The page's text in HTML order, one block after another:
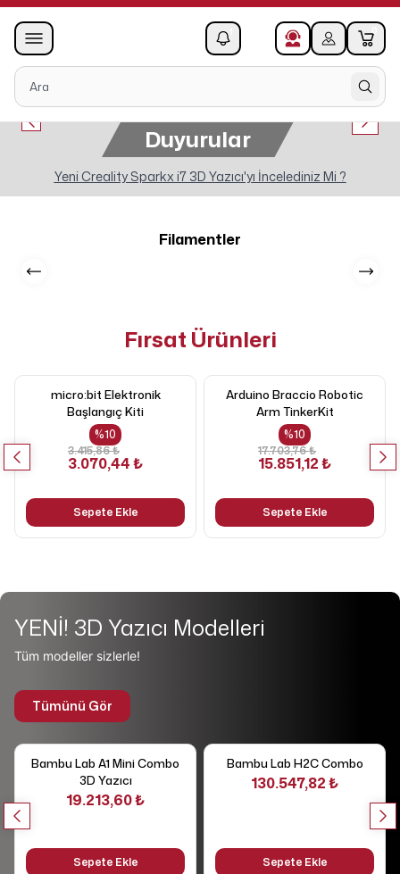
0
Duyurular
Yeni Creality Sparkx i7 3D Yazıcı'yı İncelediniz Mi ?
Filamentler
Fırsat Ürünleri
micro:bit Elektronik
Başlangıç Kiti
%10
3.415,86 ₺
3.070,44 ₺
Sepete Ekle
Arduino Braccio Robotic
Arm TinkerKit
%10
17.703,76 ₺
15.851,12 ₺
Sepete Ekle
YENİ! 3D Yazıcı Modelleri
Tüm modeller sizlerle!
Tümünü Gör
Bambu Lab A1 Mini Combo
3D Yazıcı
19.213,60 ₺
Sepete Ekle
Bambu Lab H2C Combo
130.547,82 ₺
Sepete Ekle